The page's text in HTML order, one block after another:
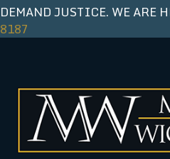
DEMAND JUSTICE. WE ARE
8187